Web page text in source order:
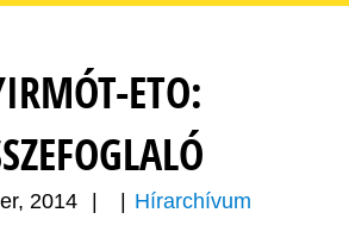
ETO:
2014 Hírarchívum